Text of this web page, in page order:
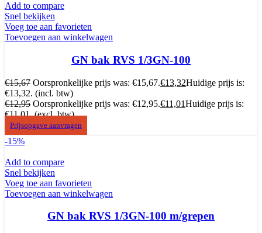
Add to compare
Snel bekijken
Voeg toe aan favorieten
Toevoegen aan winkelwagen
GN bak RVS 1/3GN-100
€15,67 Oorspronkelijke prijs was: €15,67.€13,32Huidige prijs is:
€13,32. (incl. btw)
€12,95 Oorspronkelijke prijs was: €12,95.€11,01Huidige prijs is:
€11,01. (excl. btw)
Prijsopgave aanvragen
-15%
Add to compare
Snel bekijken
Voeg toe aan favorieten
Toevoegen aan winkelwagen
GN bak RVS 1/3GN-100 m/grepen